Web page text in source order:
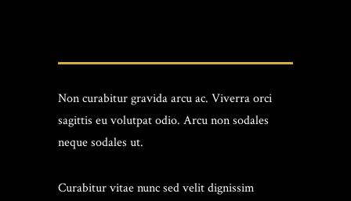
Non curabitur gravida arcu ac. Viverra orci
sagittis eu volutpat odio. Arcu non sodales
neque sodales ut.
Curabitur vitae nunc sed velit dignissim